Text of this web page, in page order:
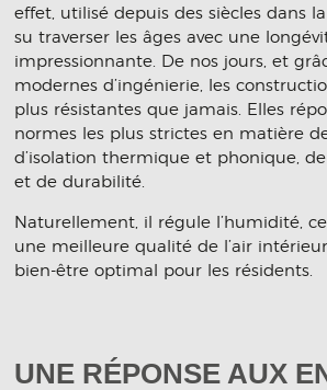
effet, utilisé depuis des siècles dans
su traverser les âges avec une
impressionnante. De nos jours, et
modernes d’ingénierie, les
plus résistantes que jamais. Elles
normes les plus strictes en matière
d’isolation thermique et phonique,
et de durabilité.
Naturellement, il régule l’humidité,
une meilleure qualité de l’air
bien-être optimal pour les résidents.
UNE RÉPONSE AUX